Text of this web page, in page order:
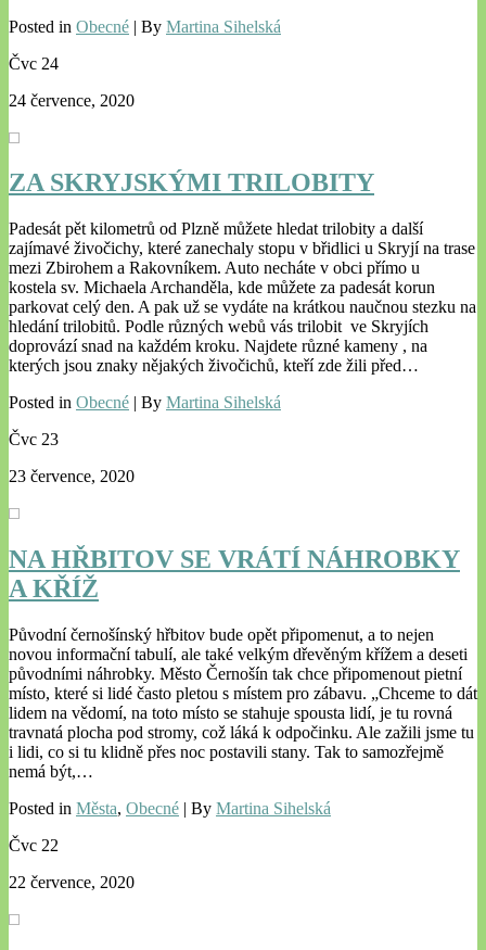
Posted in Obecné | By Martina Sihelská
Čvc 24
24 července, 2020
ZA SKRYJSKÝMI TRILOBITY
Padesát pět kilometrů od Plzně můžete hledat trilobity a další
zajímavé živočichy, které zanechaly stopu v břidlici u Skryjí na trase
mezi Zbirohem a Rakovníkem. Auto necháte v obci přímo u
kostela sv. Michaela Archanděla, kde můžete za padesát korun
parkovat celý den. A pak už se vydáte na krátkou naučnou stezku na
hledání trilobitů. Podle různých webů vás trilobit ve Skryjích
doprovází snad na každém kroku. Najdete různé kameny , na
kterých jsou znaky nějakých živočichů, kteří zde žili před…
Posted in Obecné | By Martina Sihelská
Čvc 23
23 července, 2020
NA HŘBITOV SE VRÁTÍ NÁHROBKY
A KŘÍŽ
Původní černošínský hřbitov bude opět připomenut, a to nejen
novou informační tabulí, ale také velkým dřevěným křížem a deseti
původními náhrobky. Město Černošín tak chce připomenout pietní
místo, které si lidé často pletou s místem pro zábavu. „Chceme to dát
lidem na vědomí, na toto místo se stahuje spousta lidí, je tu rovná
travnatá plocha pod stromy, což láká k odpočinku. Ale zažili jsme tu
i lidi, co si tu klidně přes noc postavili stany. Tak to samozřejmě
nemá být,…
Posted in Města, Obecné | By Martina Sihelská
Čvc 22
22 července, 2020